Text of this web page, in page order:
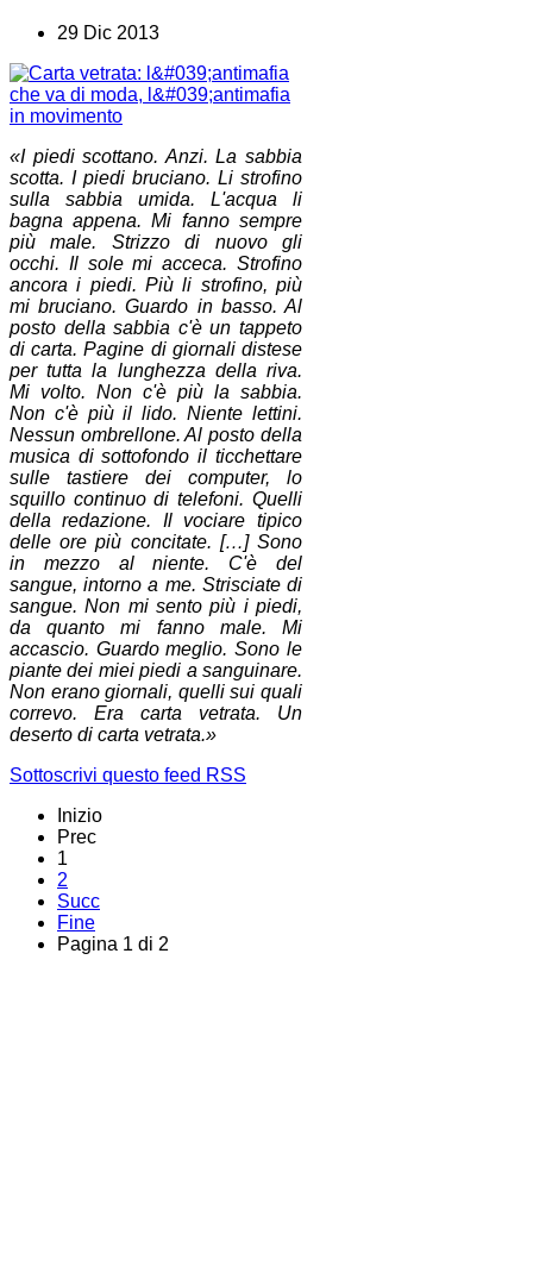
29 Dic 2013
«I piedi scottano. Anzi. La sabbia
scotta. I piedi bruciano. Li strofino
sulla sabbia umida. L'acqua li
bagna appena. Mi fanno sempre
più male. Strizzo di nuovo gli
occhi. Il sole mi acceca. Strofino
ancora i piedi. Più li strofino, più
mi bruciano. Guardo in basso. Al
posto della sabbia c'è un tappeto
di carta. Pagine di giornali distese
per tutta la lunghezza della riva.
Mi volto. Non c'è più la sabbia.
Non c'è più il lido. Niente lettini.
Nessun ombrellone. Al posto della
musica di sottofondo il ticchettare
sulle tastiere dei computer, lo
squillo continuo di telefoni. Quelli
della redazione. Il vociare tipico
delle ore più concitate. […] Sono
in mezzo al niente. C'è del
sangue, intorno a me. Strisciate di
sangue. Non mi sento più i piedi,
da quanto mi fanno male. Mi
accascio. Guardo meglio. Sono le
piante dei miei piedi a sanguinare.
Non erano giornali, quelli sui quali
correvo. Era carta vetrata. Un
deserto di carta vetrata.»
Sottoscrivi questo feed RSS
Inizio
Prec
1
2
Succ
Fine
Pagina 1 di 2